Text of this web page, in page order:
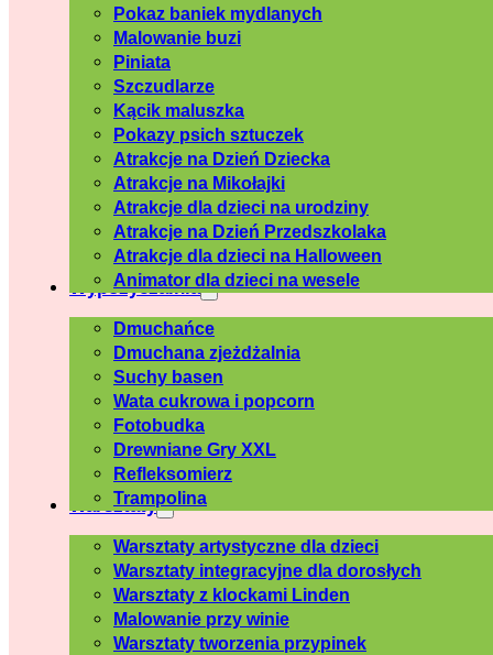
Pokaz baniek mydlanych
Malowanie buzi
Piniata
Szczudlarze
Kącik maluszka
Pokazy psich sztuczek
Atrakcje na Dzień Dziecka
Atrakcje na Mikołajki
Atrakcje dla dzieci na urodziny
Atrakcje na Dzień Przedszkolaka
Atrakcje dla dzieci na Halloween
Animator dla dzieci na wesele
Wypożyczalnia
Dmuchańce
Dmuchana zjeżdżalnia
Suchy basen
Wata cukrowa i popcorn
Fotobudka
Drewniane Gry XXL
Refleksomierz
Trampolina
Warsztaty
Warsztaty artystyczne dla dzieci
Warsztaty integracyjne dla dorosłych
Warsztaty z klockami Linden
Malowanie przy winie
Warsztaty tworzenia przypinek